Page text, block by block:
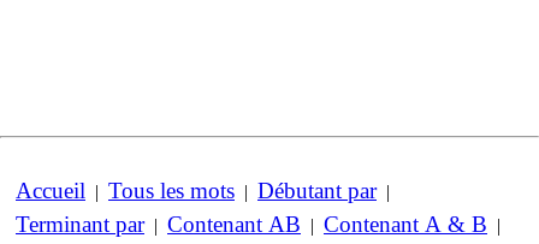
Accueil | Tous les mots | Débutant par|
Terminant par| Contenant AB | Contenant A & B |